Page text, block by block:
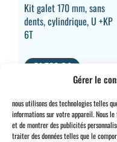
Gérer le
nous utilisons des technologies telles
informations sur votre appareil. Nous
et de montrer des publicités
traiter des données telles que le
Kit galet 170 mm, sans
dents, cylindrique, U +KP
6T
€1.782,64